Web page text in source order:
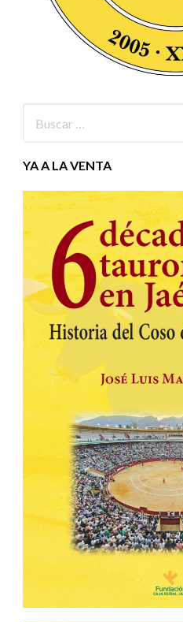
YA A LA VENTA